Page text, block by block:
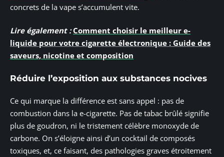
concrets de la vape s’accumulent vite.
Lire également : Comment choisir le meilleur e-
liquide pour votre cigarette électronique : Guide des
saveurs, nicotine et composition
Réduire l’exposition aux substances nocives
Ce qui marque la différence est sans appel : pas de
combustion dans la e-cigarette. Pas de tabac brûlé signifie
plus de goudron, ni le tristement célèbre monoxyde de
carbone. On s’éloigne ainsi d’un cocktail de composés
toxiques, et, ce faisant, des pathologies graves étroitement